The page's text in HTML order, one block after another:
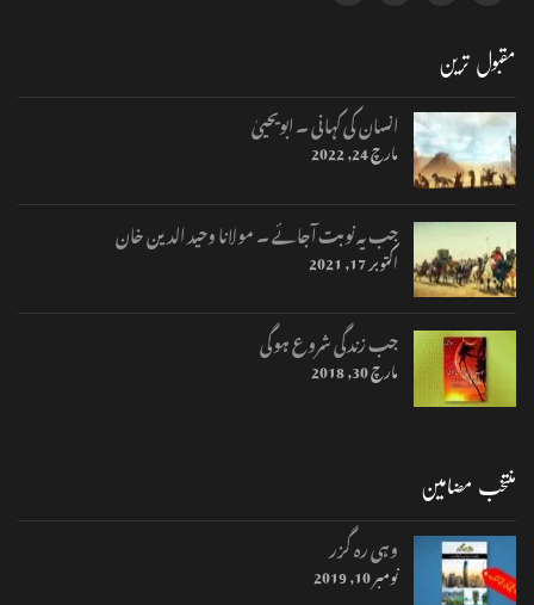
مقبول ترین
انسان کی کہانی ۔ ابویحییٰ
مارچ 24, 2022
جب یہ نوبت آجائے ۔ مولانا وحید الدین خان
اکتوبر 17, 2021
جب زندگی شروع ہوگی
مارچ 30, 2018
منتخب مضامین
وہی رہ گزر
نومبر 10, 2019